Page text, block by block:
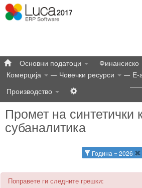
Основни податоци Финансиско
Комерција
Човечки ресурси
Е-
Производство
Промет на синтетички
субаналитика
Година = 2026
Поправете ги следните грешки: